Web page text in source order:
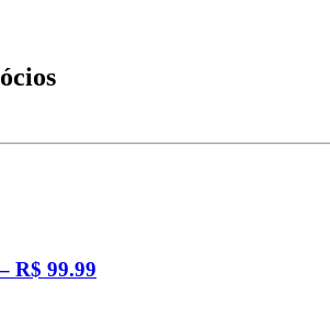
R$ 99.99